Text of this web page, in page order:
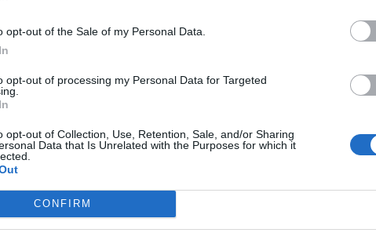
opt-out of the Sale of my Personal Data.
opt-out of processing my Personal Data for Targeted
opt-out of Collection, Use, Retention, Sale, and/or Sharing
Data that Is Unrelated with the Purposes for which it
CONFIRM